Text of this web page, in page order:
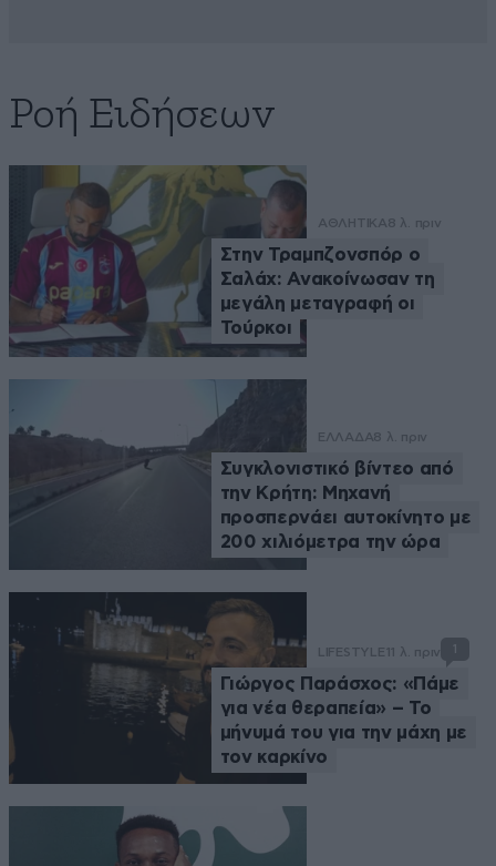
Ροή Ειδήσεων
ΑΘΛΗΤΙΚΑ8 λ. πριν
Στην Τραμπζονσπόρ ο
Σαλάχ: Ανακοίνωσαν τη
μεγάλη μεταγραφή οι
Τούρκοι
ΕΛΛΑΔΑ8 λ. πριν
Συγκλονιστικό βίντεο από
την Κρήτη: Μηχανή
προσπερνάει αυτοκίνητο με
200 χιλιόμετρα την ώρα
LIFESTYLE 11 λ. πριν 1
Γιώργος Παράσχος: «Πάμε
για νέα θεραπεία» – Το
μήνυμά του για την μάχη με
τον καρκίνο